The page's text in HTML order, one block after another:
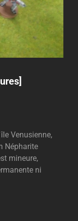
Venusienne,
Népharite
mineure,
ni